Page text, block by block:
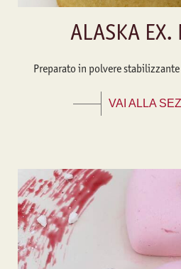
ALASKA EX.
Preparato in polvere
VAI ALLA